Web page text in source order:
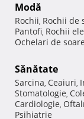
Modă
Rochii, Rochii de
Pantofi, Rochii
Ochelari de soare
Sănătate
Sarcina, Ceaiuri,
Stomatologie,
Cardiologie,
Psihiatrie